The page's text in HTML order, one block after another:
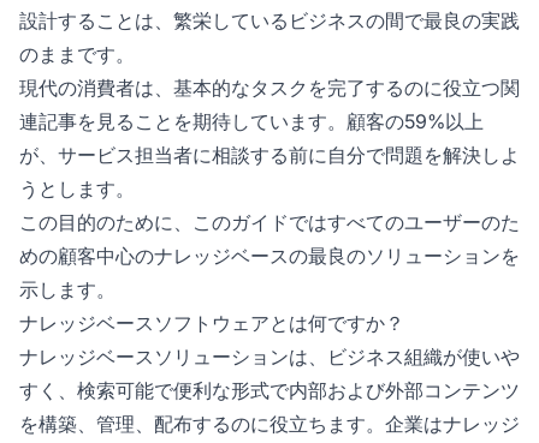
設計することは、繁栄しているビジネスの間で最良の実践
のままです。
現代の消費者は、基本的なタスクを完了するのに役立つ関
連記事を見ることを期待しています。顧客の59%以上
が、サービス担当者に相談する前に自分で問題を解決しよ
うとします。
この目的のために、このガイドではすべてのユーザーのた
めの顧客中心のナレッジベースの最良のソリューションを
示します。
ナレッジベースソフトウェアとは何ですか？
ナレッジベースソリューションは、ビジネス組織が使いや
すく、検索可能で便利な形式で内部および外部コンテンツ
を構築、管理、配布するのに役立ちます。企業はナレッジ